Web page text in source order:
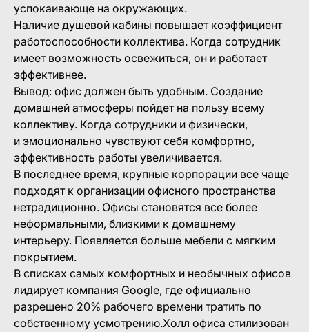
успокаивающе на окружающих.
Наличие душевой кабины повышает коэффициент
работоспособности коллектива. Когда сотрудник
имеет возможность освежиться, он и работает
эффективнее.
Вывод: офис должен быть удобным. Создание
домашней атмосферы пойдет на пользу всему
коллективу. Когда сотрудники и физически,
и эмоционально чувствуют себя комфортно,
эффективность работы увеличивается.
В последнее время, крупные корпорации все чаще
подходят к организации офисного пространства
нетрадиционно. Офисы становятся все более
неформальными, близкими к домашнему
интерьеру. Появляется больше мебели с мягким
покрытием.
В списках самых комфортных и необычных офисов
лидирует компания Google, где официально
разрешено 20% рабочего времени тратить по
собственному усмотрению.Холл офиса стилизован